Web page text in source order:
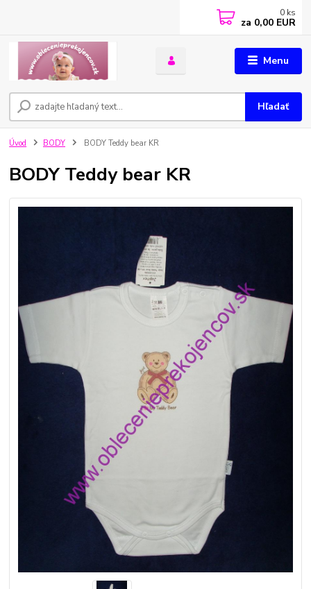
Menu
Hľadať
0 ks
za 0,00 EUR
Úvod BODY BODY Teddy bear KR
BODY Teddy bear KR